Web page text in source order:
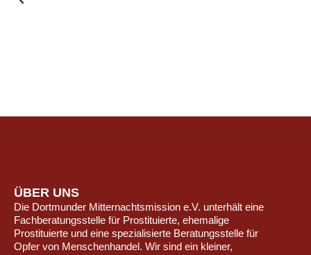
ÜBER UNS
Die Dortmunder Mitternachtsmission e.V. unterhält eine
Fachberatungsstelle für Prostituierte, ehemalige
Prostituierte und eine spezialisierte Beratungsstelle für
Opfer von Menschenhandel. Wir sind ein kleiner,